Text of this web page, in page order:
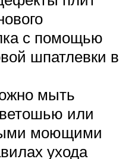
с помощью
шпатлевки в
мыть
или
моющими
ухода